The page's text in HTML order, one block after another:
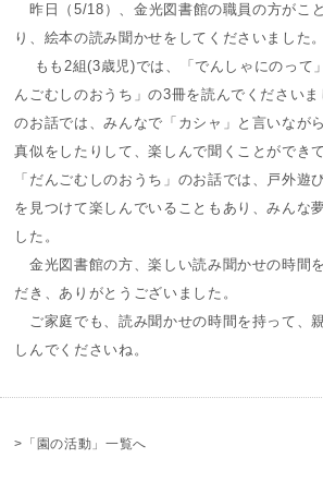
昨日（5/18）、金光図書館の職員の方がこ
り、絵本の読み聞かせをしてくださいました。
もも2組(3歳児)では、「でんしゃにのって
んごむしのおうち」の3冊を読んでくださいま
のお話では、みんなで「カシャ」と言いなが
真似をしたりして、楽しんで聞くことができ
「だんごむしのおうち」のお話では、戸外遊
を見つけて楽しんでいることもあり、みんな
した。
金光図書館の方、楽しい読み聞かせの時間
だき、ありがとうございました。
ご家庭でも、読み聞かせの時間を持って、
しんでくださいね。
>「園の活動」一覧へ